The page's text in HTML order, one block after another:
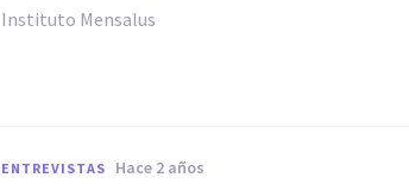
Instituto Mensalus
ENTREVISTAS hace 2 años